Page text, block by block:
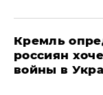
Кремль
россиян
войны в